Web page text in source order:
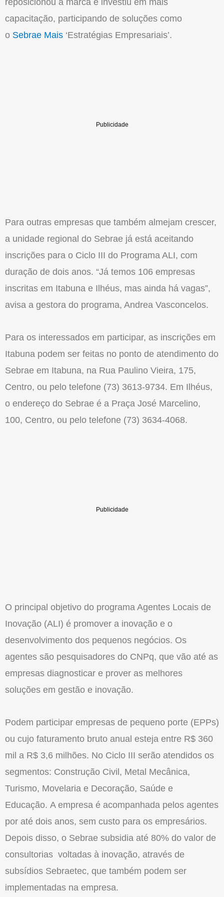
capacitação, participando de soluções como
o Sebrae Mais ‘Estratégias Empresariais’.
Para outras empresas que também almejam crescer,
a unidade regional do Sebrae já está aceitando
inscrições para o Ciclo III do Programa ALI, com
duração de dois anos. “Já temos 106 empresas
inscritas em Itabuna e Ilhéus, mas ainda há vagas”,
avisa a gestora do programa, Andrea Vasconcelos.
Para os interessados em participar, as inscrições em
Itabuna podem ser feitas no ponto de atendimento do
Sebrae em Itabuna, na Rua Paulino Vieira, 175,
Centro, ou pelo telefone (73) 3613-9734. Em Ilhéus,
o endereço do Sebrae é a Praça José Marcelino,
100, Centro, ou pelo telefone (73) 3634-4068.
O principal objetivo do programa Agentes Locais de
Inovação (ALI) é promover a inovação e o
desenvolvimento dos pequenos negócios. Os
agentes são pesquisadores do CNPq, que vão até as
empresas diagnosticar e prover as melhores
soluções em gestão e inovação.
Podem participar empresas de pequeno porte (EPPs)
ou cujo faturamento bruto anual esteja entre R$ 360
mil a R$ 3,6 milhões. No Ciclo III serão atendidos os
segmentos: Construção Civil, Metal Mecânica,
Turismo, Movelaria e Decoração, Saúde e
Educação. A empresa é acompanhada pelos agentes
por até dois anos, sem custo para os empresários.
Depois disso, o Sebrae subsidia até 80% do valor de
consultorias voltadas à inovação, através de
subsídios Sebraetec, que também podem ser
implementadas na empresa.